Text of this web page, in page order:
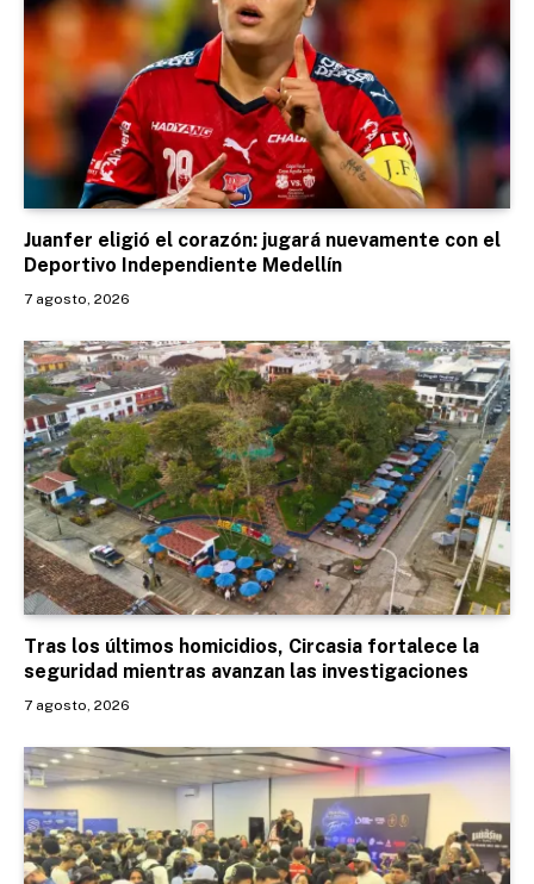
Juanfer eligió el corazón: jugará nuevamente con el
Deportivo Independiente Medellín
7 agosto, 2026
Tras los últimos homicidios, Circasia fortalece la
seguridad mientras avanzan las investigaciones
7 agosto, 2026